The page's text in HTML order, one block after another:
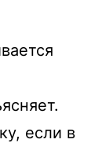
если в